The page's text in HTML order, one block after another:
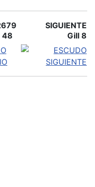
48
SIGUIENTE
Gill 8